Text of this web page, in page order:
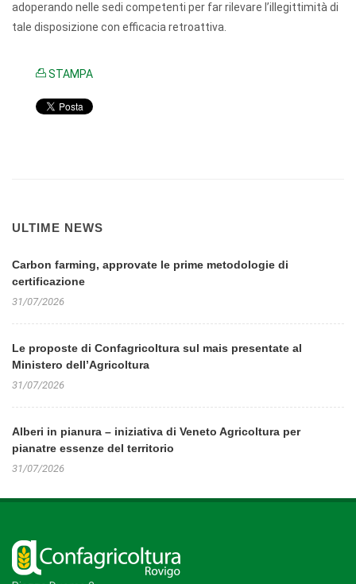
adoperando nelle sedi competenti per far rilevare l’illegittimità di
tale disposizione con efficacia retroattiva.
STAMPA
ULTIME NEWS
Carbon farming, approvate le prime metodologie di
certificazione
31/07/2026
Le proposte di Confagricoltura sul mais presentate al
Ministero dell’Agricoltura
31/07/2026
Alberi in pianura – iniziativa di Veneto Agricoltura per
pianatre essenze del territorio
31/07/2026